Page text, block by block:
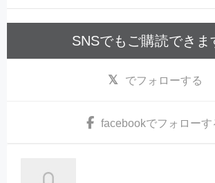
SNSでもご購読できま
でフォローする
facebookでフォローす